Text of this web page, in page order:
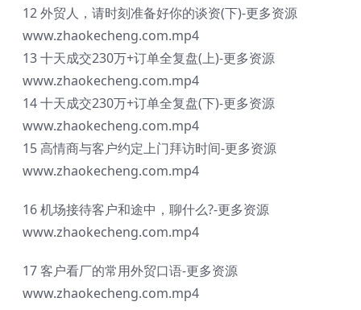
12 外贸人，请时刻准备好你的谈资(下)-更多资源
www.zhaokecheng.com.mp4
13 十天成交230万+订单全复盘(上)-更多资源
www.zhaokecheng.com.mp4
14 十天成交230万+订单全复盘(下)-更多资源
www.zhaokecheng.com.mp4
15 高情商与客户约定上门拜访时间-更多资源
www.zhaokecheng.com.mp4
16 机场接待客户和途中，聊什么?-更多资源
www.zhaokecheng.com.mp4
17 客户看厂的常用外贸口语-更多资源
www.zhaokecheng.com.mp4